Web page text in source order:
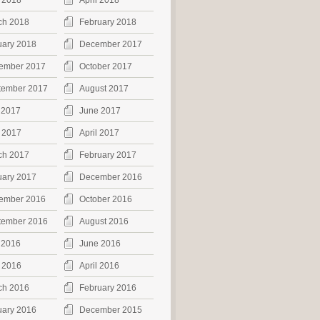
2018 February 2018
2018 December 2017
2017 October 2017
2017 August 2017
June 2017
April 2017
2017 February 2017
2017 December 2016
2016 October 2016
2016 August 2016
June 2016
April 2016
2016 February 2016
2016 December 2015